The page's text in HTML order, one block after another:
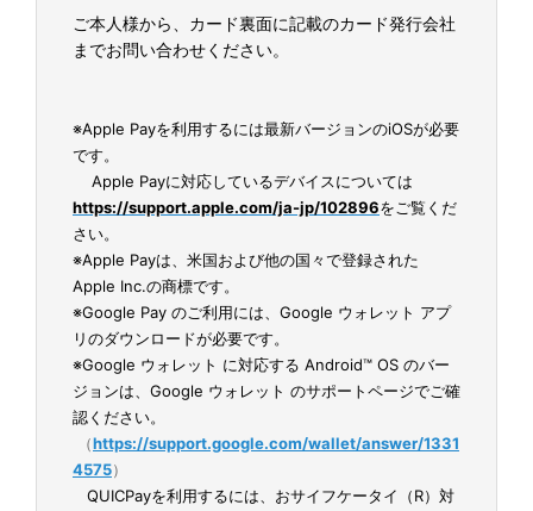
ご本人様から、カード裏面に記載のカード発行会社
までお問い合わせください。
※Apple Payを利用するには最新バージョンのiOSが必要
です。
Apple Payに対応しているデバイスについては
https://support.apple.com/ja-jp/102896をご覧くだ
さい。
※Apple Payは、米国および他の国々で登録された
Apple Inc.の商標です。
※Google Pay のご利用には、Google ウォレット アプ
リのダウンロードが必要です。
※Google ウォレット に対応する Android™ OS のバー
ジョンは、Google ウォレット のサポートページでご確
認ください。
（https://support.google.com/wallet/answer/1331
4575）
QUICPayを利用するには、おサイフケータイ（R）対